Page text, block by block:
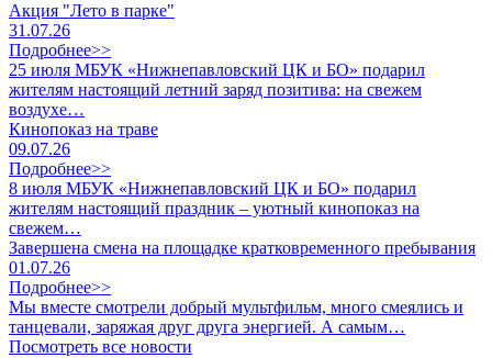
Акция "Лето в парке"
31.07.26
Подробнее>>
25 июля МБУК «Нижнепавловский ЦК и БО» подарил
жителям настоящий летний заряд позитива: на свежем
воздухе…
Кинопоказ на траве
09.07.26
Подробнее>>
8 июля МБУК «Нижнепавловский ЦК и БО» подарил
жителям настоящий праздник – уютный кинопоказ на
свежем…
Завершена смена на площадке кратковременного пребывания
01.07.26
Подробнее>>
Мы вместе смотрели добрый мультфильм, много смеялись и
танцевали, заряжая друг друга энергией. А самым…
Посмотреть все новости